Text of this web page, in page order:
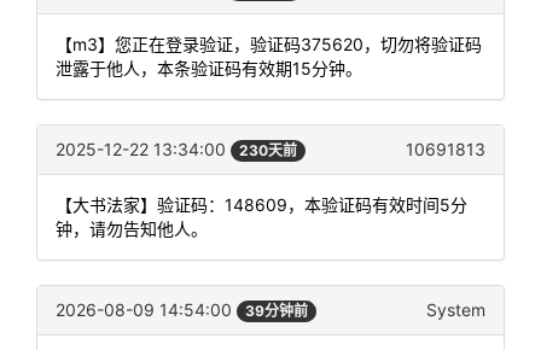
【m3】您正在登录验证，验证码375620，切勿将验证码
泄露于他人，本条验证码有效期15分钟。
2025-12-22 13:34:00 230天前 10691813
【大书法家】验证码：148609，本验证码有效时间5分
钟，请勿告知他人。
2026-08-09 14:54:00 39分钟前 System